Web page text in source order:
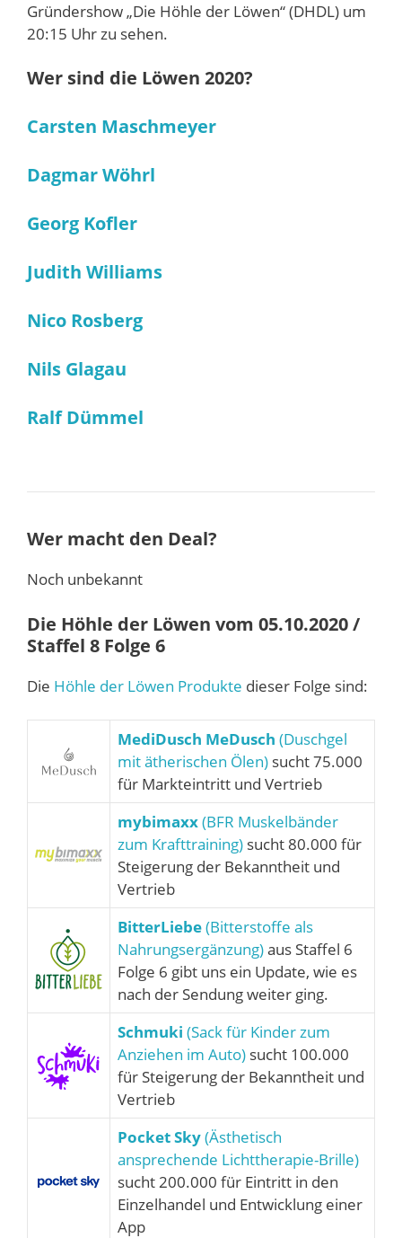
Gründershow „Die Höhle der Löwen“ (DHDL) um
20:15 Uhr zu sehen.
Wer sind die Löwen 2020?
Carsten Maschmeyer
Dagmar Wöhrl
Georg Kofler
Judith Williams
Nico Rosberg
Nils Glagau
Ralf Dümmel
Wer macht den Deal?
Noch unbekannt
Die Höhle der Löwen vom 05.10.2020 /
Staffel 8 Folge 6
Die Höhle der Löwen Produkte dieser Folge sind:
MediDusch MeDusch (Duschgel
mit ätherischen Ölen) sucht 75.000
für Markteintritt und Vertrieb
mybimaxx(BFR Muskelbänder
zum Krafttraining) sucht 80.000 für
Steigerung der Bekanntheit und
Vertrieb
BitterLiebe(Bitterstoffe als
Nahrungsergänzung)aus Staffel 6
Folge 6 gibt uns ein Update, wie es
nach der Sendung weiter ging.
Schmuki (Sack für Kinder zum
Anziehen im Auto) sucht 100.000
für Steigerung der Bekanntheit und
Vertrieb
Pocket Sky(Ästhetisch
ansprechende Lichttherapie-Brille)
sucht 200.000 für Eintritt in den
Einzelhandel und Entwicklung einer
App